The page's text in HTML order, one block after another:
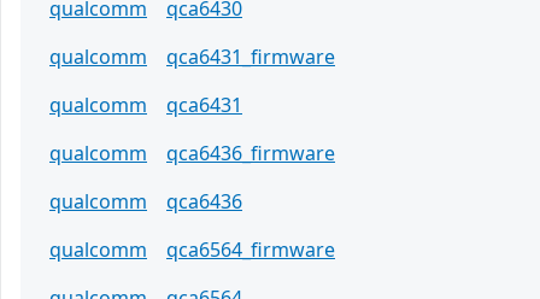
qualcomm
qca6430
qualcomm
qca6431_firmware
qualcomm
qca6431
qualcomm
qca6436_firmware
qualcomm
qca6436
qualcomm
qca6564_firmware